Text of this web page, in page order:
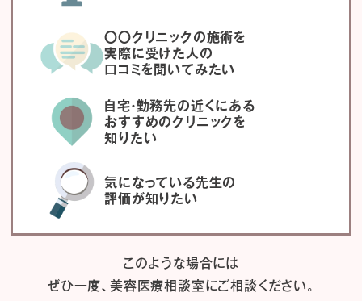
〇〇クリニックの施術を
実際に受けた人の
口コミを聞いてみたい
自宅・勤務先の近くにある
おすすめのクリニックを
知りたい
気になっている先生の
評価が知りたい
このような場合には
ぜひ一度、美容医療相談室にご相談ください。